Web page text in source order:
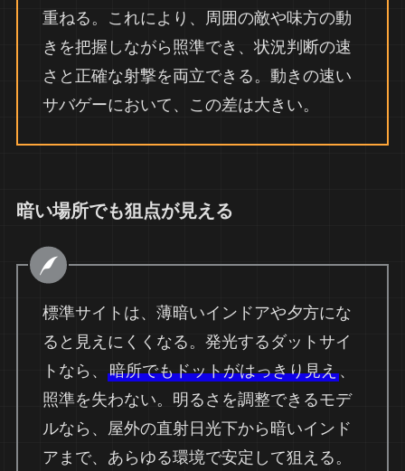
重ねる。これにより、周囲の敵や味方の動
きを把握しながら照準でき、状況判断の速
さと正確な射撃を両立できる。動きの速い
サバゲーにおいて、この差は大きい。
暗い場所でも狙点が見える
標準サイトは、薄暗いインドアや夕方にな
ると見えにくくなる。発光するダットサイ
トなら、 暗所でもドットがはっきり見え、
照準を失わない。明るさを調整できるモデ
ルなら、屋外の直射日光下から暗いインド
アまで、あらゆる環境で安定して狙える。